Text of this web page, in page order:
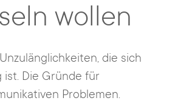
wollen
die sich
ist. Die Gründe für
Problemen.